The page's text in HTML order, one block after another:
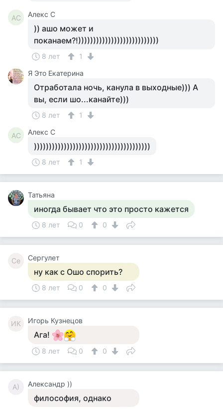
АС Алекс С
)) ашо может и
поканаем?!)))))))))))))))))))))))))))
8 лет
1
Я Это Екатерина
Отработала ночь, канула в выходные))) А
вы, если шо...канайте)))
8 лет 1
АС Алекс С
)))))))))))))))))))))))))))))))))))))))
8 лет 1
Татьяна
иногда бывает что это просто кажется
8 лет 0 0
Се Сергулет
ну как с Ошо спорить?
8 лет 0 0
ИК Игорь Кузнецов
Ага!
8 лет 0 0
А) Александр ))
философия, однако